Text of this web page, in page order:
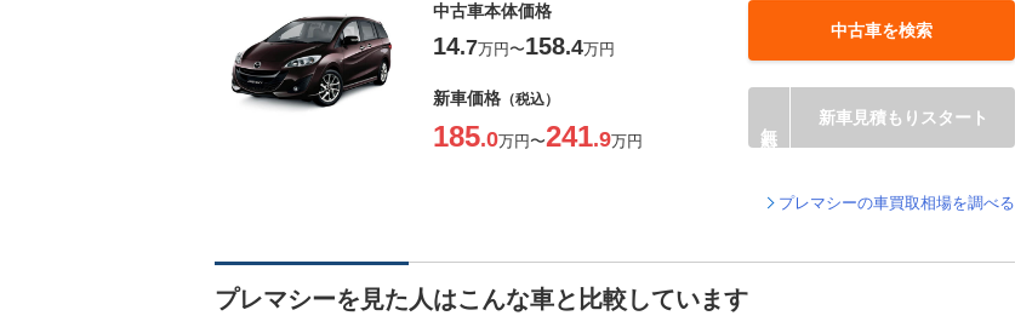
中古車本体価格
14.7万円〜158.4万円
中古車を検索
新車価格 （税込）
185.0万円〜241.9万円
新車見積もりスタート
プレマシーの車買取相場を調べる
プレマシーを見た人はこんな車と比較しています